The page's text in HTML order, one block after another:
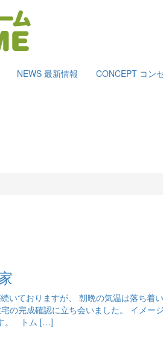
NEWS 最新情報 CONCEPT コン
ておりますが、 朝晩の気温は落ち着
完成確認に立ち会いました。 イメー
。 トム […]